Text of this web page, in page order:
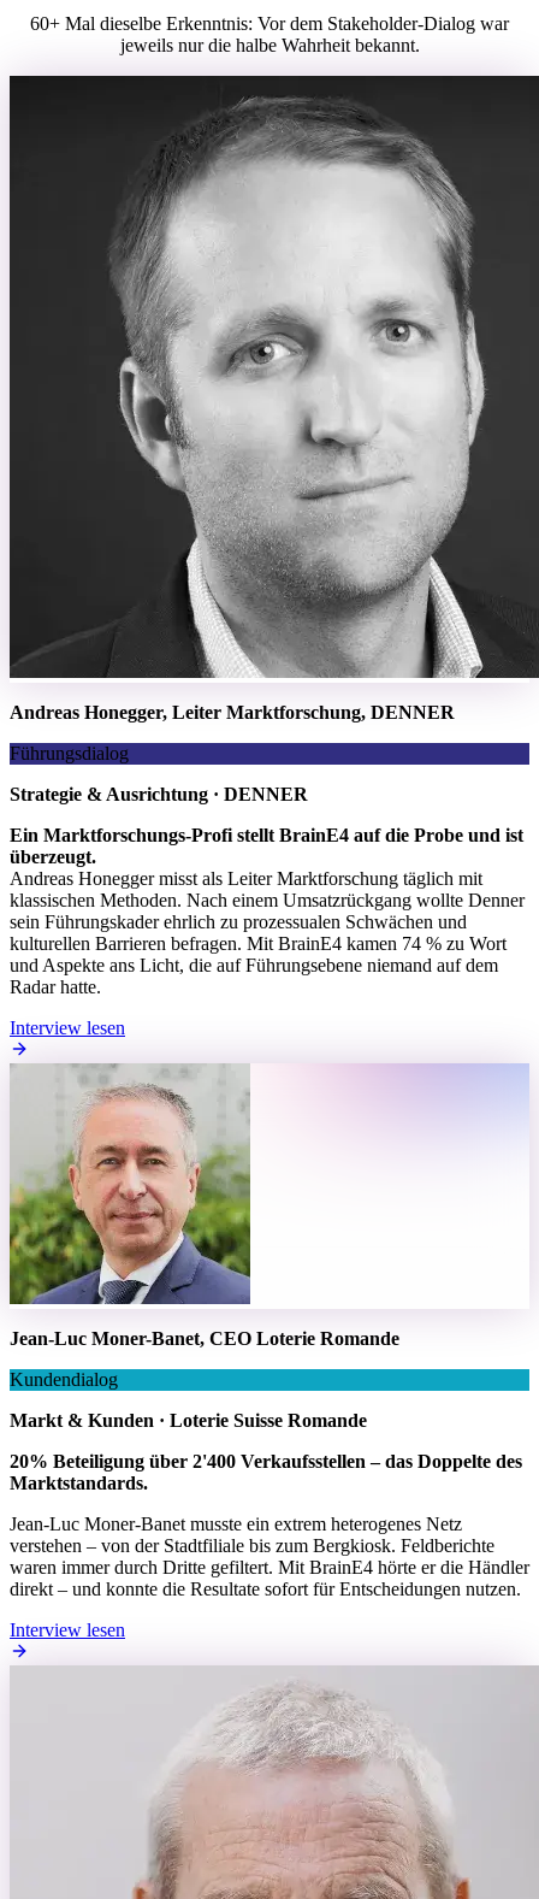
60+ Mal dieselbe Erkenntnis: Vor dem Stakeholder-Dialog war
jeweils nur die halbe Wahrheit bekannt.
Andreas Honegger, Leiter Marktforschung, DENNER
Führungsdialog
Strategie & Ausrichtung · DENNER
Ein Marktforschungs-Profi stellt BrainE4 auf die Probe und ist
überzeugt.
Andreas Honegger misst als Leiter Marktforschung täglich mit
klassischen Methoden. Nach einem Umsatzrückgang wollte Denner
sein Führungskader ehrlich zu prozessualen Schwächen und
kulturellen Barrieren befragen. Mit BrainE4 kamen 74 % zu Wort
und Aspekte ans Licht, die auf Führungsebene niemand auf dem
Radar hatte.
Interview lesen
Jean-Luc Moner-Banet, CEO Loterie Romande
Kundendialog
Markt & Kunden · Loterie Suisse Romande
20% Beteiligung über 2'400 Verkaufsstellen – das Doppelte des
Marktstandards.
Jean-Luc Moner-Banet musste ein extrem heterogenes Netz
verstehen – von der Stadtfiliale bis zum Bergkiosk. Feldberichte
waren immer durch Dritte gefiltert. Mit BrainE4 hörte er die Händler
direkt – und konnte die Resultate sofort für Entscheidungen nutzen.
Interview lesen